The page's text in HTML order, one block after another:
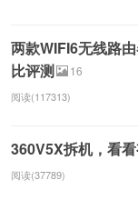
两款WIFI6无线路
比评测
16
阅读(117313)
360V5X拆机，看
阅读(37789)